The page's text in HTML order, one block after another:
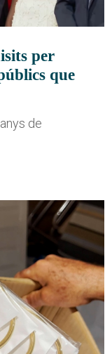
per
que
de